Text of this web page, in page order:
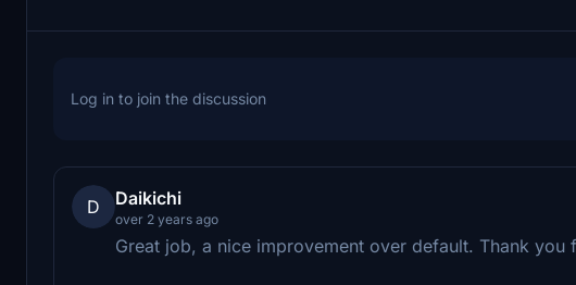
Log in to join the discussion
D Daikichi
over 2 years ago
Great job, a nice improvement over default. Thank you